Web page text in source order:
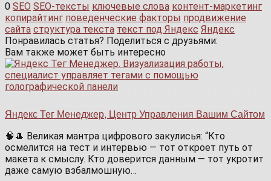
0 SEO SEO-тексты ключевые слова контент-маркетинг
копирайтинг поведенческие факторы продвижение
сайта структура текста текст под Яндекс Яндекс
Понравилась статья? Поделиться с друзьями:
Вам также может быть интересно
Яндекс Тег Менеджер, Центр Управления Вашим Сайтом
🧠🎩 Великая мантра цифрового закулисья: “Кто
осмелится на тест и интервью — тот откроет путь от
макета к смыслу. Кто доверится данным — тот укротит
даже самую взбалмошную…